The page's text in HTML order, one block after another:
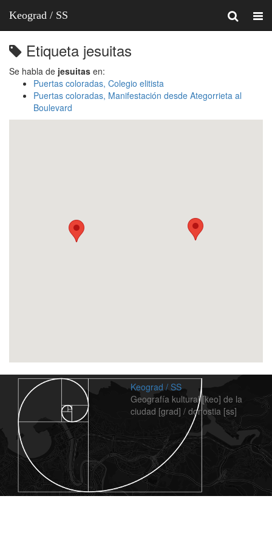
Keograd / SS
Etiqueta jesuitas
Se habla de jesuitas en:
Puertas coloradas, Colegio elitista
Puertas coloradas, Manifestación desde Ategorrieta al
Boulevard
Keograd / SS
Geografía kultural [keo] de la
ciudad [grad] / donostia [ss]